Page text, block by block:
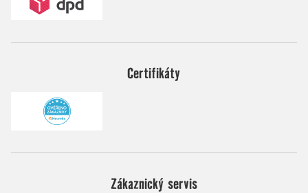
Certifikáty
Zákaznický servis